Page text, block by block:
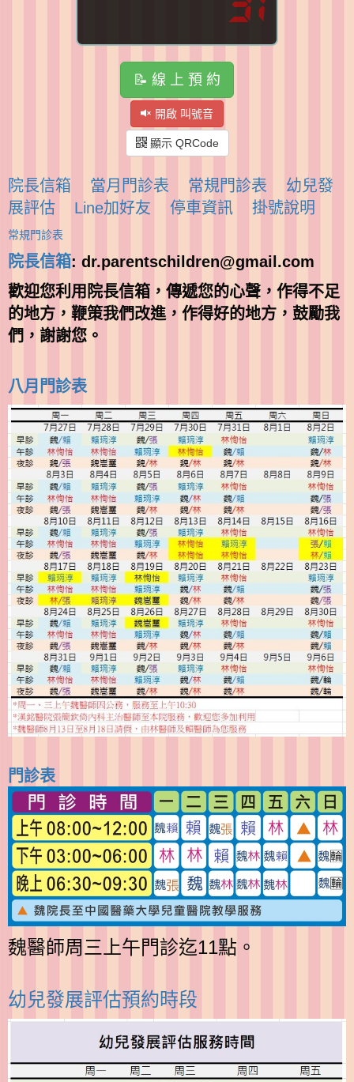
📝 線 上 預 約
開啟 叫號音
顯示 QRCode
院長信箱 當月門診表 常規門診表
幼兒發
展評估
Line加好友 停車資訊 掛號說明
常規門診表
院長信箱: dr.parentschildren@gmail.com
歡迎您利用院長信箱，傳遞您的心聲，作得不足
的地方，鞭策我們改進，作得好的地方，鼓勵我
們，謝謝您。
八月門診表
門診表
魏醫師周三上午門診迄11點。
幼兒發展評估預約時段